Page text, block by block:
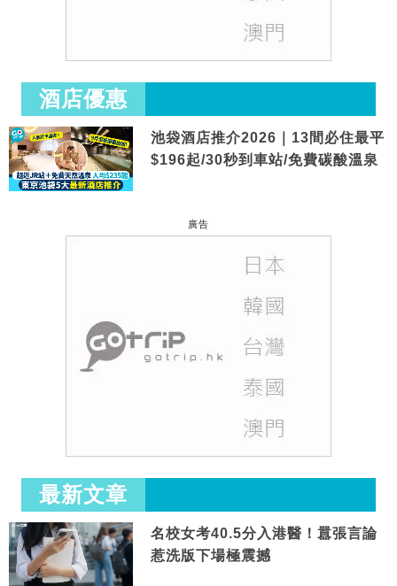
酒店優惠
池袋酒店推介2026｜13間必住最平
$196起/30秒到車站/免費碳酸溫泉
廣告
最新文章
名校女考40.5分入港醫！囂張言論
惹洗版下場極震撼